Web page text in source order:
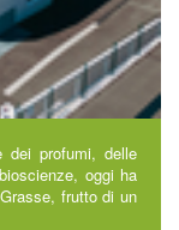
dei profumi, delle
oggi ha
frutto di un